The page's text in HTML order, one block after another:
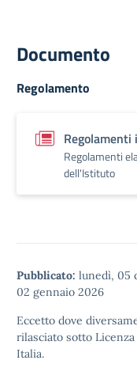
Documento
Regolamento
Regolamenti
dell'Istituto
Pubblicato: lunedì, 05
02 gennaio 2026
Eccetto dove
rilasciato sotto
Italia.